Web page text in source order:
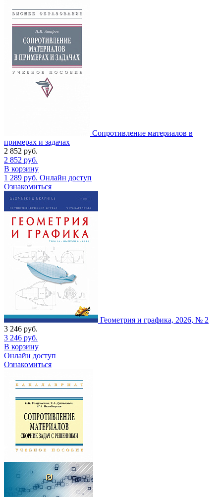
Сопротивление материалов в
примерах и задачах
2 852 руб.
2 852 руб.
В корзину
1 289 руб. Онлайн доступ
Ознакомиться
Геометрия и графика, 2026, № 2
3 246 руб.
3 246 руб.
В корзину
Онлайн доступ
Ознакомиться